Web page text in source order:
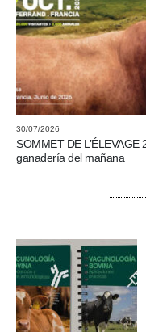
30/07/2026
SOMMET DE
ganadería del mañana